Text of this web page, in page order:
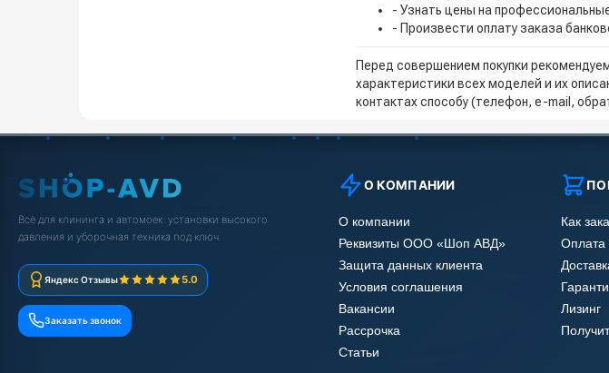
- Узнать цены на
- Произвести оплату заказа
Перед совершением покупки
характеристики всех моделей и их
контактах способу (телефон, e-mail,
Всё для клининга и автомоек: установки высокого
давления и уборочная техника под ключ.
Яндекс Отзывы 5.0
Заказать звонок
О КОМПАНИИ
О компании
Реквизиты ООО «Шоп АВД»
Защита данных клиента
Условия соглашения
Вакансии
Рассрочка
Статьи
Как
Оплата
Лизинг